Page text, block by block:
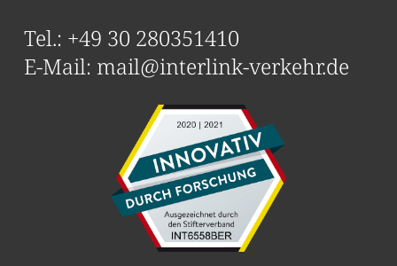
Tel.: +49 30 280351410
E-Mail: mail@interlink-verkehr.de